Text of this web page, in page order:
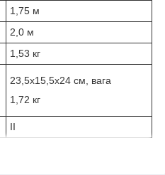
1,75 м
2,0 м
1,53 кг
23,5х15,5х24 см, вага
1,72 кг
II